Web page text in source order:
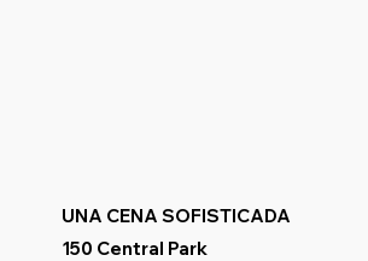
UNA CENA SOFISTICADA
150 Central Park